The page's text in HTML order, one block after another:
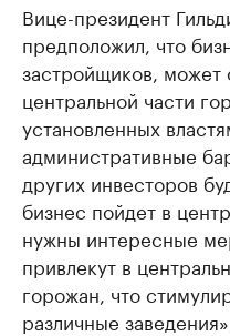
Вице-президент
предположил, что
застройщиков, может
центральной части
установленных
административные
других инвесторов
бизнес пойдет в
нужны интересные
привлекут в
горожан, что
различные